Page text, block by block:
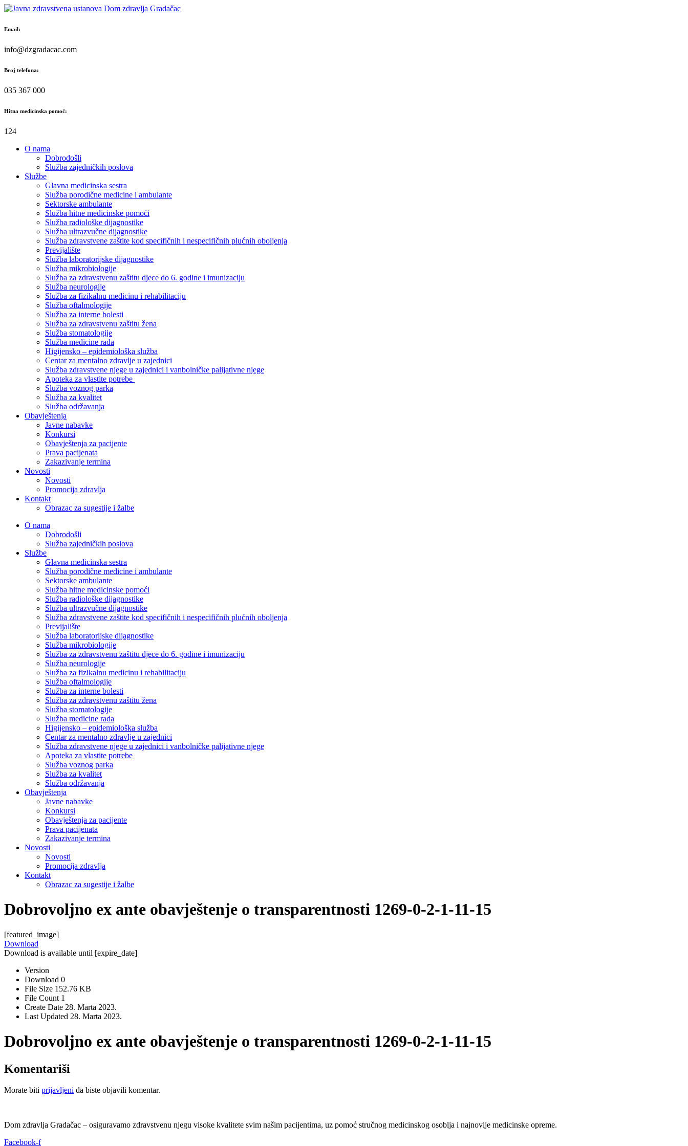
Skip
content
Email:
info@dzgradacac.com
Broj telefona:
035 367 000
Hitna medicinska pomoć:
124
O nama
Dobrodošli
Služba zajedničkih poslova
Službe
Glavna medicinska sestra
Služba porodične medicine i ambulante
Sektorske ambulante
Služba hitne medicinske pomoći
Služba radiološke dijagnostike
Služba ultrazvučne dijagnostike
Služba zdravstvene zaštite kod specifičnih i nespecifičnih plućnih oboljenja
Previjalište
Služba laboratorijske dijagnostike
Služba mikrobiologije
Služba za zdravstvenu zaštitu djece do 6. godine i imunizaciju
Služba neurologije
Služba za fizikalnu medicinu i rehabilitaciju
Služba oftalmologije
Služba za interne bolesti
Služba za zdravstvenu zaštitu žena
Služba stomatologije
Služba medicine rada
Higijensko – epidemiološka služba
Centar za mentalno zdravlje u zajednici
Služba zdravstvene njege u zajednici i vanbolničke palijativne njege
Apoteka za vlastite potrebe
Služba voznog parka
Služba za kvalitet
Služba održavanja
Obavještenja
Javne nabavke
Konkursi
Obavještenja za pacijente
Prava pacijenata
Zakazivanje termina
Novosti
Novosti
Promocija zdravlja
Kontakt
Obrazac za sugestije i žalbe
O nama
Dobrodošli
Služba zajedničkih poslova
Službe
Glavna medicinska sestra
Služba porodične medicine i ambulante
Sektorske ambulante
Služba hitne medicinske pomoći
Služba radiološke dijagnostike
Služba ultrazvučne dijagnostike
Služba zdravstvene zaštite kod specifičnih i nespecifičnih plućnih oboljenja
Previjalište
Služba laboratorijske dijagnostike
Služba mikrobiologije
Služba za zdravstvenu zaštitu djece do 6. godine i imunizaciju
Služba neurologije
Služba za fizikalnu medicinu i rehabilitaciju
Služba oftalmologije
Služba za interne bolesti
Služba za zdravstvenu zaštitu žena
Služba stomatologije
Služba medicine rada
Higijensko – epidemiološka služba
Centar za mentalno zdravlje u zajednici
Služba zdravstvene njege u zajednici i vanbolničke palijativne njege
Apoteka za vlastite potrebe
Služba voznog parka
Služba za kvalitet
Služba održavanja
Obavještenja
Javne nabavke
Konkursi
Obavještenja za pacijente
Prava pacijenata
Zakazivanje termina
Novosti
Novosti
Promocija zdravlja
Kontakt
Obrazac za sugestije i žalbe
Dobrovoljno ex ante obavještenje o transparentnosti 1269-0-2-1-11-15
[featured_image]
Download
Download is available until [expire_date]
Version
Download 0
File Size 152.76 KB
File Count 1
Create Date 28. Marta 2023.
Last Updated 28. Marta 2023.
Dobrovoljno ex ante obavještenje o transparentnosti 1269-0-2-1-11-15
Komentariši
Morate biti prijavljeni da biste objavili komentar.
Dom zdravlja Gradačac – osiguravamo zdravstvenu njegu visoke kvalitete svim našim pacijentima, uz pomoć stručnog medicinskog osoblja i najnovije medicinske opreme.
Facebook-f